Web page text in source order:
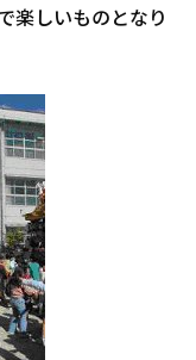
楽しいものとなり